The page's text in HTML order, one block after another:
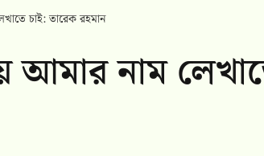
চাই: তারেক রহমান
আমার নাম